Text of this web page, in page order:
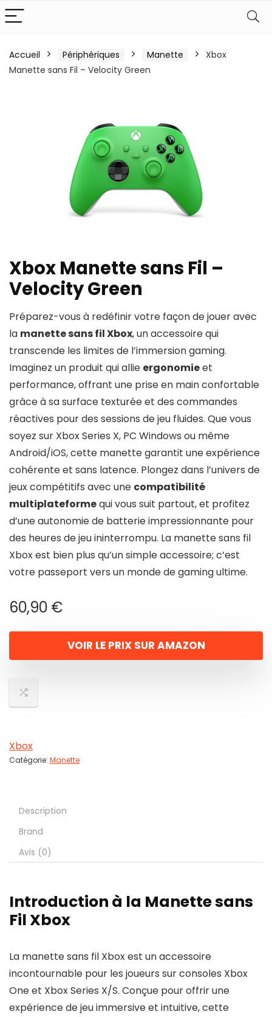
Accueil Périphériques Manette
Xbox
Manette sans Fil – Velocity Green
Xbox Manette sans Fil –
Velocity Green
Préparez-vous à redéfinir votre façon de jouer avec
la manette sans fil Xbox, un accessoire qui
transcende les limites de l’immersion gaming.
Imaginez un produit qui allie ergonomieet
performance, offrant une prise en main confortable
grâce à sa surface texturée et des commandes
réactives pour des sessions de jeu fluides. Que vous
soyez sur Xbox Series X, PC Windows ou même
Android/iOS, cette manette garantit une expérience
cohérente et sans latence. Plongez dans l’univers de
jeux compétitifs avec une compatibilité
multiplateformequi vous suit partout, et profitez
d’une autonomie de batterie impressionnante pour
des heures de jeu ininterrompu. La manette sans fil
Xbox est bien plus qu’un simple accessoire; c’est
votre passeport vers un monde de gaming ultime.
60,90 €
VOIR LE PRIX SUR AMAZON
Xbox
Catégorie: Manette
Description
Brand
Avis (0)
Introduction à la Manette sans
Fil Xbox
La manette sans fil Xbox est un accessoire
incontournable pour les joueurs sur consoles Xbox
One et Xbox Series X/S. Conçue pour offrir une
expérience de jeu immersive et intuitive, cette